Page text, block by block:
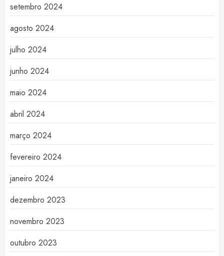
setembro 2024
agosto 2024
julho 2024
junho 2024
maio 2024
abril 2024
março 2024
fevereiro 2024
janeiro 2024
dezembro 2023
novembro 2023
outubro 2023